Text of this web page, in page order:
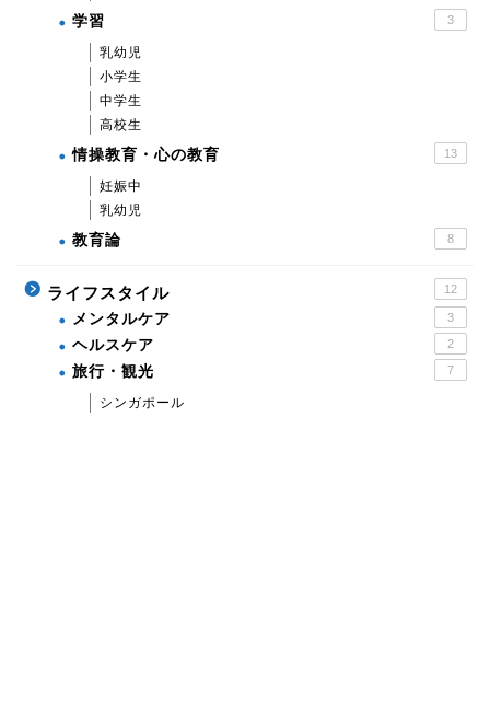
学習 3
乳幼児
小学生
中学生
高校生
情操教育・心の教育 13
妊娠中
乳幼児
教育論 8
ライフスタイル 12
メンタルケア 3
ヘルスケア 2
旅行・観光 7
シンガポール